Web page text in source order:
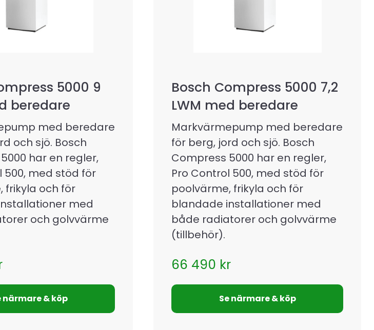
5000 9
beredare
med beredare
och sjö. Bosch
har en regler,
500, med stöd för
frikyla och för
med
och golvvärme
närmare & köp
Bosch Compress 5000 7,2
LWM med beredare
Markvärmepump med beredare
för berg, jord och sjö. Bosch
Compress 5000 har en regler,
Pro Control 500, med stöd för
poolvärme, frikyla och för
blandade installationer med
både radiatorer och golvvärme
(tillbehör).
66 490 kr
Se närmare & köp